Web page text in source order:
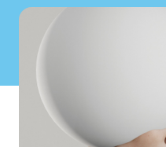
Leden
Lid worden